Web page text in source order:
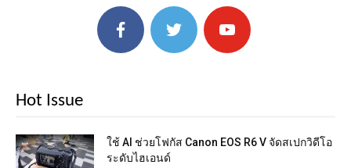
Hot Issue
ใช้ AI ช่วยโฟกัส Canon EOS R6 V จัดสเปกวิดีโอ
ระดับไฮเอนด์